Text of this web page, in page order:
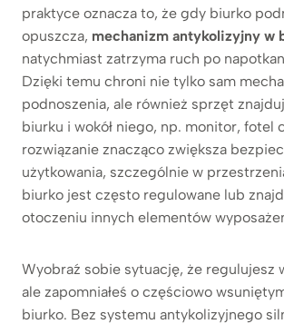
praktyce oznacza to, że gdy biurko
opuszcza, mechanizm antykolizyjny w
natychmiast zatrzyma ruch po
Dzięki temu chroni nie tylko sam
podnoszenia, ale również sprzęt
biurku i wokół niego, np. monitor, fotel
rozwiązanie znacząco zwiększa
użytkowania, szczególnie w
biurko jest często regulowane lub
otoczeniu innych elementów
Wyobraź sobie sytuację, że regulujesz
ale zapomniałeś o częściowo
biurko. Bez systemu antykolizyjnego